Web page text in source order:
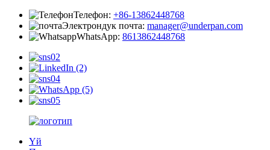
Телефон: +86-13862448768
Электрондук почта: manager@underpan.com
WhatsApp: 8613862448768
Үй